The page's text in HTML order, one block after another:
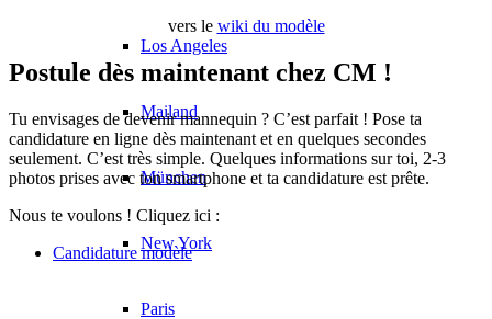
Los Angeles
Mailand
München
New York
Paris
vers le wiki du modèle
Postule dès maintenant chez CM !
Tu envisages de devenir mannequin ? C’est parfait ! Pose ta
candidature en ligne dès maintenant et en quelques secondes
seulement. C’est très simple. Quelques informations sur toi, 2-3
photos prises avec ton smartphone et ta candidature est prête.
Nous te voulons ! Cliquez ici :
Candidature modèle